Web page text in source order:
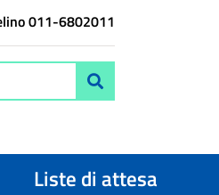
011-6802011
Liste di attesa